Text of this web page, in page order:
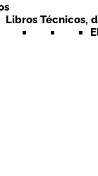
Libros Técnicos,